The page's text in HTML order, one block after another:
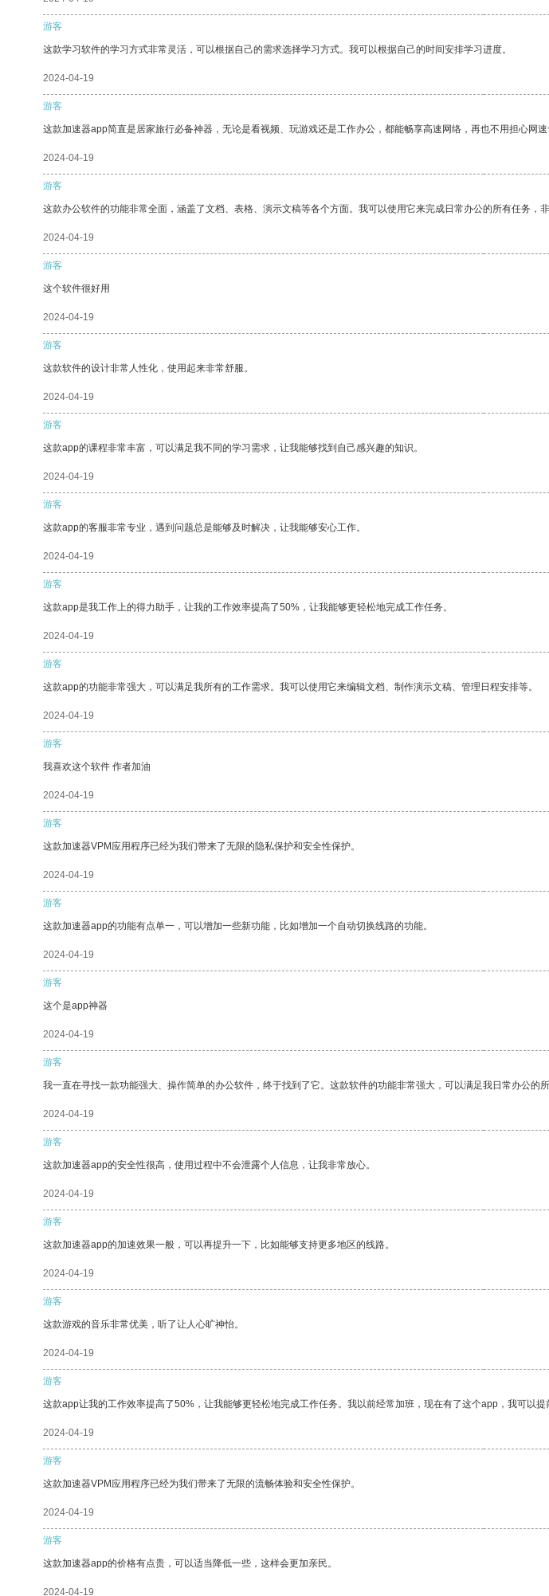
游客
这款学习软件的学习方式非常灵活，可以根据自己的需求选择学习方式。我可以根据自己的时间安排学习进度。
2024-04-19
游客
这款加速器app简直是居家旅行必备神器，无论是看视频、玩游戏还是工作办公，都能畅享高速网络，再也不用担心网
2024-04-19
游客
这款办公软件的功能非常全面，涵盖了文档、表格、演示文稿等各个方面。我可以使用它来完成日常办公的所有任务，非
2024-04-19
游客
这个软件很好用
2024-04-19
游客
这款软件的设计非常人性化，使用起来非常舒服。
2024-04-19
游客
这款app的课程非常丰富，可以满足我不同的学习需求，让我能够找到自己感兴趣的知识。
2024-04-19
游客
这款app的客服非常专业，遇到问题总是能够及时解决，让我能够安心工作。
2024-04-19
游客
这款app是我工作上的得力助手，让我的工作效率提高了50%，让我能够更轻松地完成工作任务。
2024-04-19
游客
这款app的功能非常强大，可以满足我所有的工作需求。我可以使用它来编辑文档、制作演示文稿、管理日程安排等。
2024-04-19
游客
我喜欢这个软件 作者加油
2024-04-19
游客
这款加速器VPM应用程序已经为我们带来了无限的隐私保护和安全性保护。
2024-04-19
游客
这款加速器app的功能有点单一，可以增加一些新功能，比如增加一个自动切换线路的功能。
2024-04-19
游客
这个是app神器
2024-04-19
游客
我一直在寻找一款功能强大、操作简单的办公软件，终于找到了它。这款软件的功能非常强大，可以满足我日常办公的
2024-04-19
游客
这款加速器app的安全性很高，使用过程中不会泄露个人信息，让我非常放心。
2024-04-19
游客
这款加速器app的加速效果一般，可以再提升一下，比如能够支持更多地区的线路。
2024-04-19
游客
这款游戏的音乐非常优美，听了让人心旷神怡。
2024-04-19
游客
这款app让我的工作效率提高了50%，让我能够更轻松地完成工作任务。我以前经常加班，现在有了这个app，我可以提
2024-04-19
游客
这款加速器VPM应用程序已经为我们带来了无限的流畅体验和安全性保护。
2024-04-19
游客
这款加速器app的价格有点贵，可以适当降低一些，这样会更加亲民。
2024-04-19